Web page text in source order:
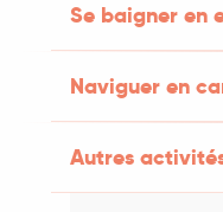
Se baigner en
Naviguer en
Autres